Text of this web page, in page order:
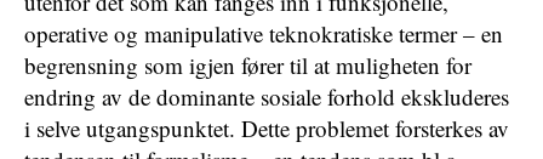
operative og manipulative teknokratiske termer – en
begrensning som igjen fører til at muligheten for
endring av de dominante sosiale forhold ekskluderes
i selve utgangspunktet. Dette problemet forsterkes av